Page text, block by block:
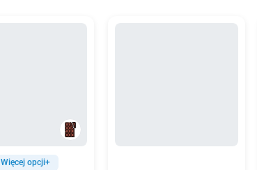
Więcej opcji+